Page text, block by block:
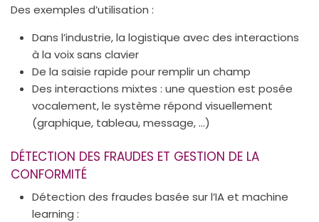
Des exemples d’utilisation :
Dans l’industrie, la logistique avec des interactions
à la voix sans clavier
De la saisie rapide pour remplir un champ
Des interactions mixtes : une question est posée
vocalement, le système répond visuellement
(graphique, tableau, message, …)
DÉTECTION DES FRAUDES ET GESTION DE LA
CONFORMITÉ
Détection des fraudes basée sur l’IA et machine
learning :